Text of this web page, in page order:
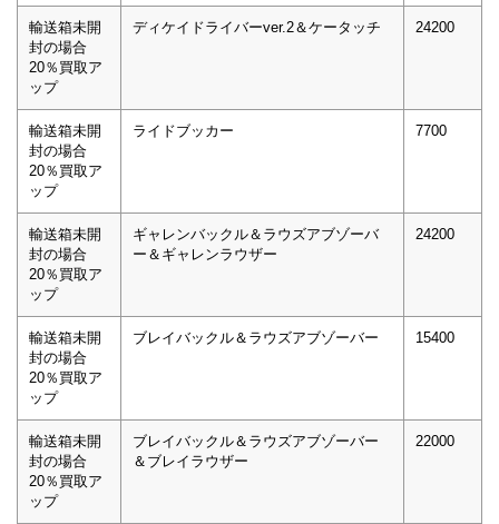
輸送箱未開
封の場合
20％買取ア
ップ
ディケイドライバーver.2＆ケータッチ 24200
輸送箱未開
封の場合
20％買取ア
ップ
ライドブッカー 7700
輸送箱未開
封の場合
20％買取ア
ップ
ギャレンバックル＆ラウズアブゾーバ
ー＆ギャレンラウザー
24200
輸送箱未開
封の場合
20％買取ア
ップ
ブレイバックル＆ラウズアブゾーバー 15400
輸送箱未開
封の場合
20％買取ア
ップ
ブレイバックル＆ラウズアブゾーバー
＆ブレイラウザー
22000